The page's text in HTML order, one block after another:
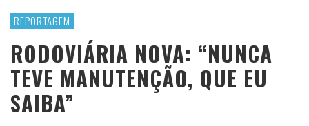
REPORTAGEM
RODOVIÁRIA NOVA: “NUNCA
TEVE MANUTENÇÃO, QUE EU
SAIBA”